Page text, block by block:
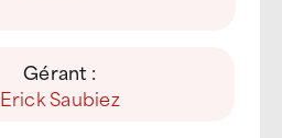
Gérant :
Erick Saubiez